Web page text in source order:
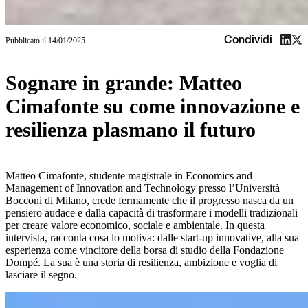
Pubblicato il 14/01/2025 Condividi
Sognare in grande: Matteo
Cimafonte su come innovazione e
resilienza plasmano il futuro
Matteo Cimafonte, studente magistrale in Economics and
Management of Innovation and Technology presso l’Università
Bocconi di Milano, crede fermamente che il progresso nasca da un
pensiero audace e dalla capacità di trasformare i modelli tradizionali
per creare valore economico, sociale e ambientale. In questa
intervista, racconta cosa lo motiva: dalle start-up innovative, alla sua
esperienza come vincitore della borsa di studio della Fondazione
Dompé. La sua è una storia di resilienza, ambizione e voglia di
lasciare il segno.